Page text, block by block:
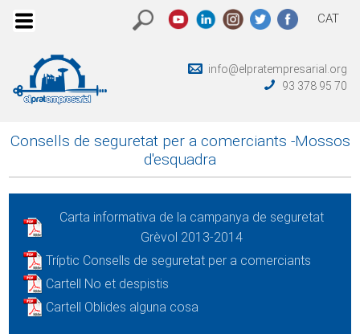
CAT
info@elpratempresarial.org
93 378 95 70
Consells de seguretat per a comerciants -Mossos
d'esquadra
Carta informativa de la campanya de seguretat
Grèvol 2013-2014
Tríptic Consells de seguretat per a comerciants
Cartell No et despistis
Cartell Oblides alguna cosa